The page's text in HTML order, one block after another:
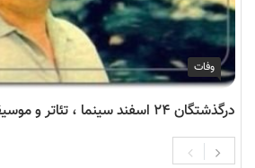
وفات
درگذشتگان ۲۴ اسفند سینما ، تئاتر و موسیقی؛ حسین امیرفضلی